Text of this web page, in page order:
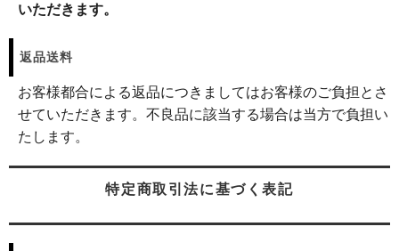
いただきます。
返品送料
お客様都合による返品につきましてはお客様のご負担とさ
せていただきます。不良品に該当する場合は当方で負担い
たします。
特定商取引法に基づく表記